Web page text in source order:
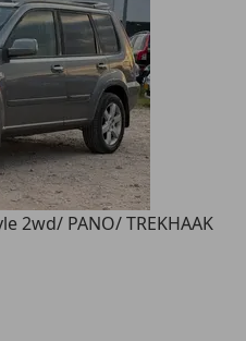
2wd/ PANO/ TREKHAAK